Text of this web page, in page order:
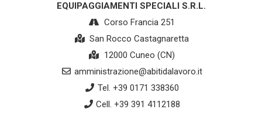
EQUIPAGGIAMENTI SPECIALI S.R.L.
Corso Francia 251
San Rocco Castagnaretta
12000 Cuneo (CN)
amministrazione@abitidalavoro.it
Tel. +39 0171 338360
Cell. +39 391 4112188